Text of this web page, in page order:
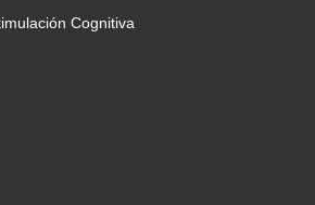
Cognitiva